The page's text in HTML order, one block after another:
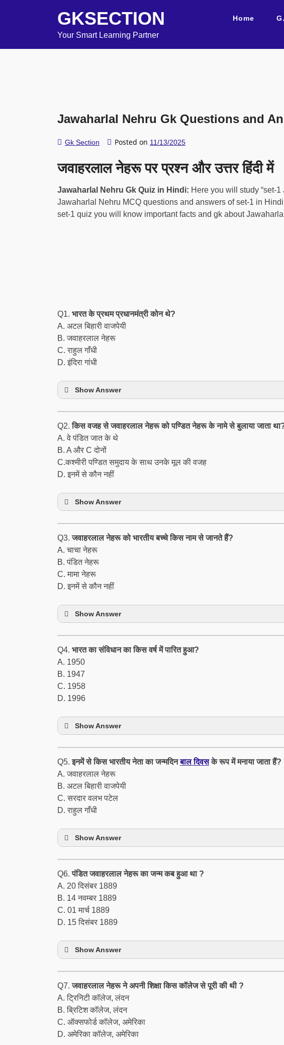
GKSECTION
Your Smart Learning Partner
Home
Jawaharlal Nehru Gk Questions and
Gk Section Posted on 11/13/2025
जवाहरलाल नेहरू पर प्रश्न और उत्तर हिंदी में
Jawaharlal Nehru Gk Quiz in Hindi: Here you will study “set-
Jawaharlal Nehru MCQ questions and answers of set-1 in
set-1 quiz you will know important facts and gk about
Q1. भारत के प्रथम प्रधानमंत्री कोन थे?
A. अटल बिहारी वाजपेयी
B. जवाहरलाल नेहरू
C. राहुल गाँधी
D. इंदिरा गांधी
Show Answer
Q2.किस वजह से जवाहरलाल नेहरू को पण्डित नेहरू के नामे से बुलाया जाता
A. वे पंडित जात के थे
B. A और C दोनों
C.कश्मीरी पण्डित समुदाय के साथ उनके मूल की वजह
D. इनमें से कौन नहीं
Show Answer
Q3.जवाहरलाल नेहरू को भारतीय बच्चे किस नाम से जानते हैं?
A. चाचा नेहरू
B. पंडित नेहरू
C. मामा नेहरू
D. इनमें से कौन नहीं
Show Answer
Q4. भारत का संविधान का किस वर्ष में पारित हुआ?
A. 1950
B. 1947
C. 1958
D. 1996
Show Answer
Q5.इनमें से किस भारतीय नेता का जन्मदिनबाल दिवसके रूप में मनाया जाता हैं?
A. जवाहरलाल नेहरू
B. अटल बिहारी वाजपेयी
C. सरदार वलभ पटेल
D. राहुल गाँधी
Show Answer
Q6.पंडित जवाहरलाल नेहरू का जन्म कब हुआ था ?
A. 20 दिसंबर 1889
B. 14 नवम्बर 1889
C. 01 मार्च 1889
D. 15 दिसंबर 1889
Show Answer
Q7.जवाहरलाल नेहरू ने अपनी शिक्षा किस कॉलेज से पूरी की थी ?
A. ट्रिनिटी कॉलेज, लंदन
B. ब्रिटिश कॉलेज, लंदन
C. ऑक्सफोर्ड कॉलेज, अमेरिका
D. अमेरिका कॉलेज, अमेरिका